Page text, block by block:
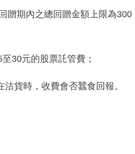
贈期內之總回贈金額上限為300
30元的股票託管費；
貨時，收費會否蠶食回報。